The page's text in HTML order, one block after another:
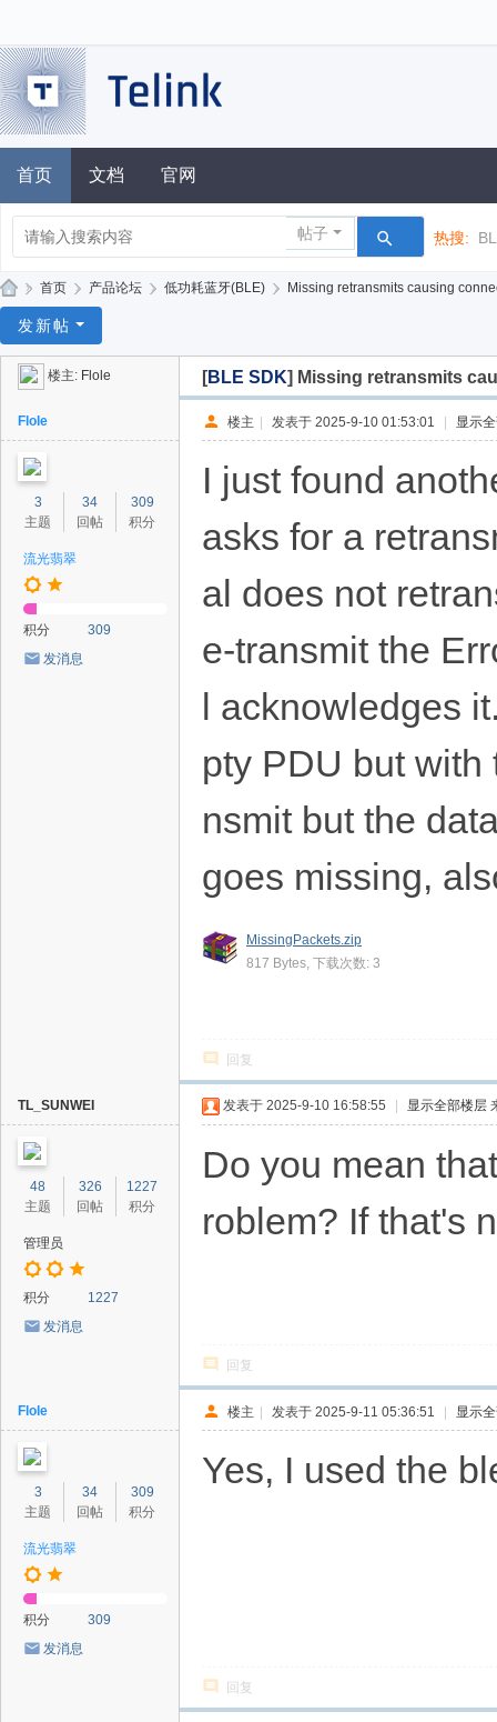
首页 文档 官网
帖子 热搜:
凌
» 首页 › 产品论坛 › 低功耗蓝牙(BLE) › Missing retransmits causing
发新帖
楼主: Flole [BLE SDK] Missing retransmits
Flole
3
主题
34
回帖
309
积分
流光翡翠
积分
309
发消息
楼主 | 发表于 2025-9-10 01:53:01 | 显示
I just found
asks for a
al does not
e-transmit the
l acknowledges
pty PDU but
nsmit but the
goes missing,
MissingPackets.zip
817 Bytes, 下载次数: 3
回复
TL_SUNWEI
48
主题
326
回帖
1227
积分
管理员
积分
1227
发消息
发表于 2025-9-10 16:58:55 显示全部楼层
Do you mean
roblem? If that's
回复
Flole
3
主题
34
回帖
309
积分
流光翡翠
积分
309
发消息
楼主 | 发表于 2025-9-11 05:36:51 | 显示
Yes, I used the
回复